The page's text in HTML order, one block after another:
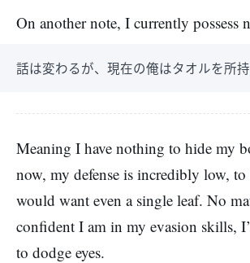
On another note, I currently possess
話は変わるが、現在の俺はタオルを所持
Meaning I have nothing to hide my
now, my defense is incredibly low,
would want even a single leaf. No
confident I am in my evasion skills,
to dodge eyes.